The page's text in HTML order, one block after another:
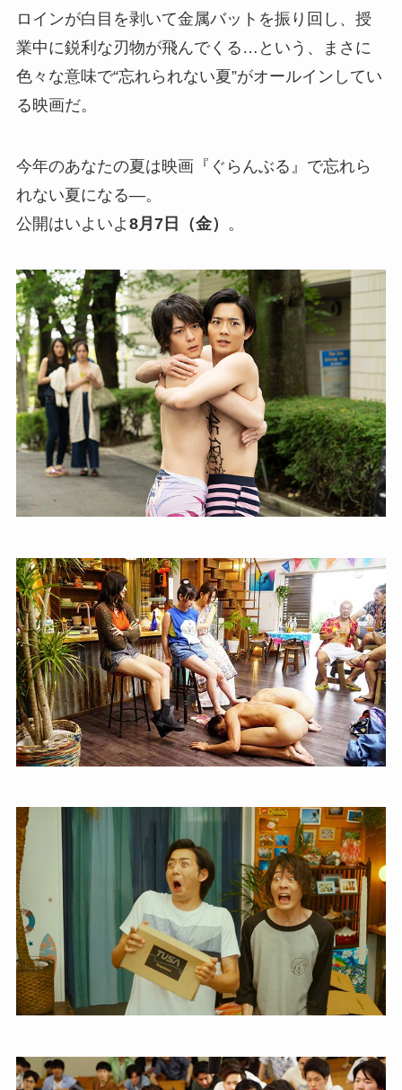
ロインが白目を剥いて金属バットを振り回し、授
業中に鋭利な刃物が飛んでくる…という、まさに
色々な意味で“忘れられない夏”がオールインしてい
る映画だ。
今年のあなたの夏は映画『ぐらんぶる』で忘れら
れない夏になる―。
公開はいよいよ 8月7日（金） 。